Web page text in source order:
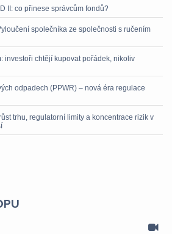
II: co přinese správcům fondů?
společníka ze společnosti s ručením
investoři chtějí kupovat pořádek, nikoliv
odpadech (PPWR) – nová éra regulace
trhu, regulatorní limity a koncentrace rizik v